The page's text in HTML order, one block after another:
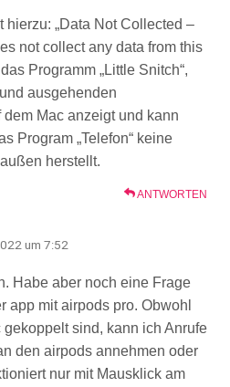
hierzu: „Data Not Collected –
not collect any data from this
Programm „Little Snitch“,
ausgehenden
Mac anzeigt und kann
Program „Telefon“ keine
herstellt.
ANTWORTEN
um 7:52
Habe aber noch eine Frage
app mit airpods pro. Obwohl
sind, kann ich Anrufe
den airpods annehmen oder
nur mit Mausklick am